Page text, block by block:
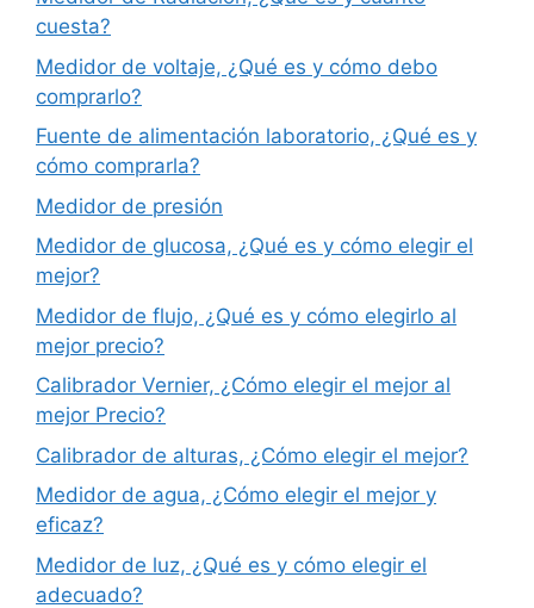
cuesta?
Medidor de voltaje, ¿Qué es y cómo debo
comprarlo?
Fuente de alimentación laboratorio, ¿Qué es y
cómo comprarla?
Medidor de presión
Medidor de glucosa, ¿Qué es y cómo elegir el
mejor?
Medidor de flujo, ¿Qué es y cómo elegirlo al
mejor precio?
Calibrador Vernier, ¿Cómo elegir el mejor al
mejor Precio?
Calibrador de alturas, ¿Cómo elegir el mejor?
Medidor de agua, ¿Cómo elegir el mejor y
eficaz?
Medidor de luz, ¿Qué es y cómo elegir el
adecuado?